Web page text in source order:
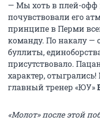
— Мы хоть в плей-офф
почувствовали его
принципе в Перми
команду. По накалу —
буллиты,
присутствовало.
характер,
главный тренер «ЮУ»
«Молот» после этой